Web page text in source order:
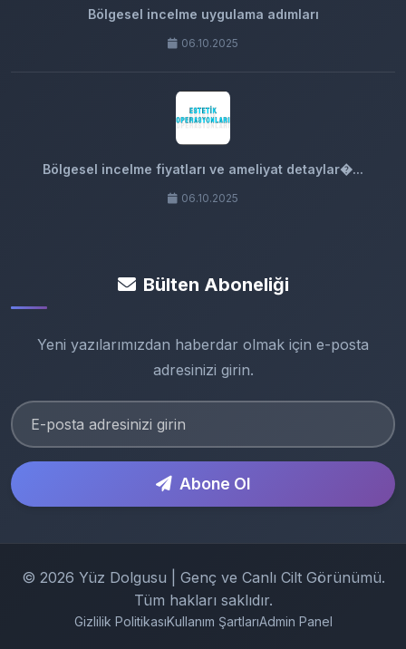
Bölgesel incelme uygulama adımları
06.10.2025
Bölgesel incelme fiyatları ve ameliyat detaylar�...
06.10.2025
Bülten Aboneliği
Yeni yazılarımızdan haberdar olmak için e-posta
adresinizi girin.
Abone Ol
© 2026 Yüz Dolgusu | Genç ve Canlı Cilt Görünümü.
Tüm hakları saklıdır.
Gizlilik PolitikasıKullanım ŞartlarıAdmin Panel